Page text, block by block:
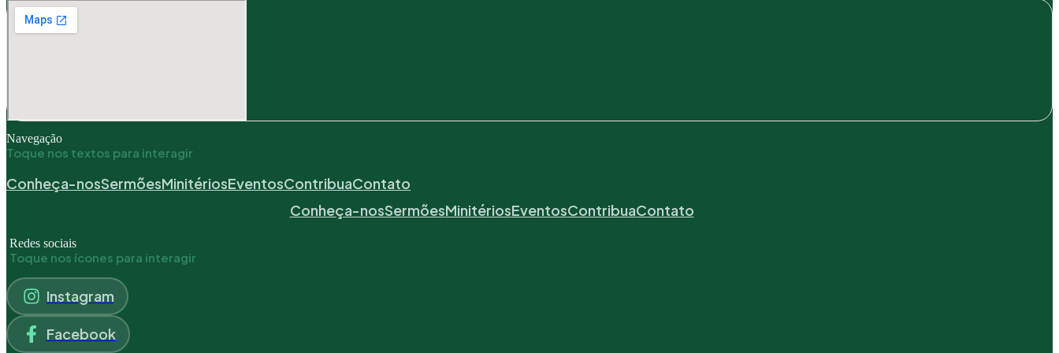
Navegação
Toque nos textos para interagir
Conheça-nosSermõesMinitériosEventosContribuaContato
Conheça-nosSermõesMinitériosEventosContribuaContato
Redes sociais
Toque nos ícones para interagir
Instagram
Facebook